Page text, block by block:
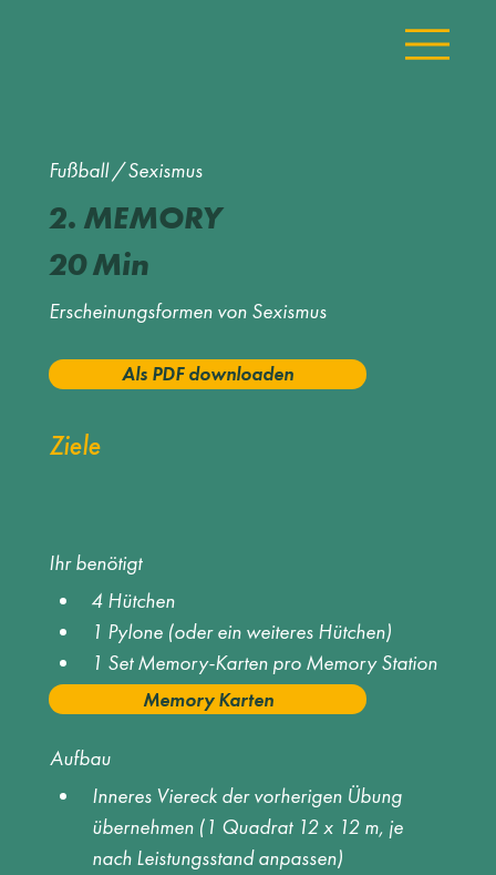
Fußball /Sexismus
2. MEMORY
20Min
Erscheinungsformen von Sexismus
Als PDF downloaden
Ziele
Ihr benötigt
4 Hütchen
1 Pylone (oder ein weiteres Hütchen)
1 Set Memory-Karten pro Memory Station
Memory Karten
Aufbau
Inneres Viereck der vorherigen Übung
übernehmen (1 Quadrat 12 x 12 m, je
nach Leistungsstand anpassen)